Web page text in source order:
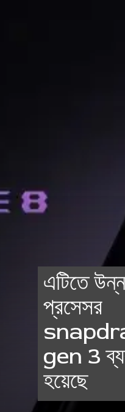
এটিতে
প্রসেসর
gen 3
হয়েছে